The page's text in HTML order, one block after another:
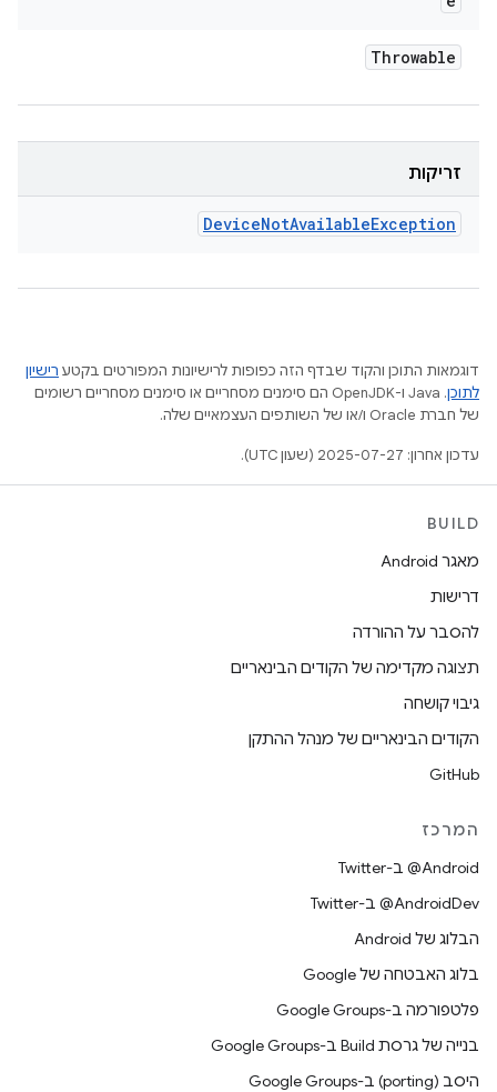
Throwable
זריקות
DeviceNotAvailableException
דוגמאות התוכן והקוד שבדף הזה כפופות לרישיונות המפורטים בקטע רישיון
לתוכן
.‏ Java ו-OpenJDK הם סימנים מסחריים או סימנים מסחריים רשומים
של חברת Oracle ו/או של השותפים העצמאיים שלה.
עדכון אחרון: 2025-07-27 (שעון UTC).
BUILD
מאגר Android
דרישות
להסבר על ההורדה
תצוגה מקדימה של הקודים הבינאריים
גיבוי קושחה
הקודים הבינאריים של מנהל ההתקן
GitHub
המרכז
‎@Android ב-Twitter
‎@AndroidDev ב-Twitter
הבלוג של Android
בלוג האבטחה של Google
פלטפורמה ב-Google Groups
בנייה של גרסת Build ב-Google Groups
היסב (porting) ב-Google Groups